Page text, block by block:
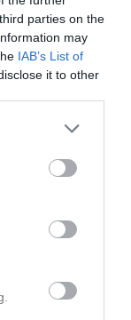
parties on the
may
IAB’s List of
it to other